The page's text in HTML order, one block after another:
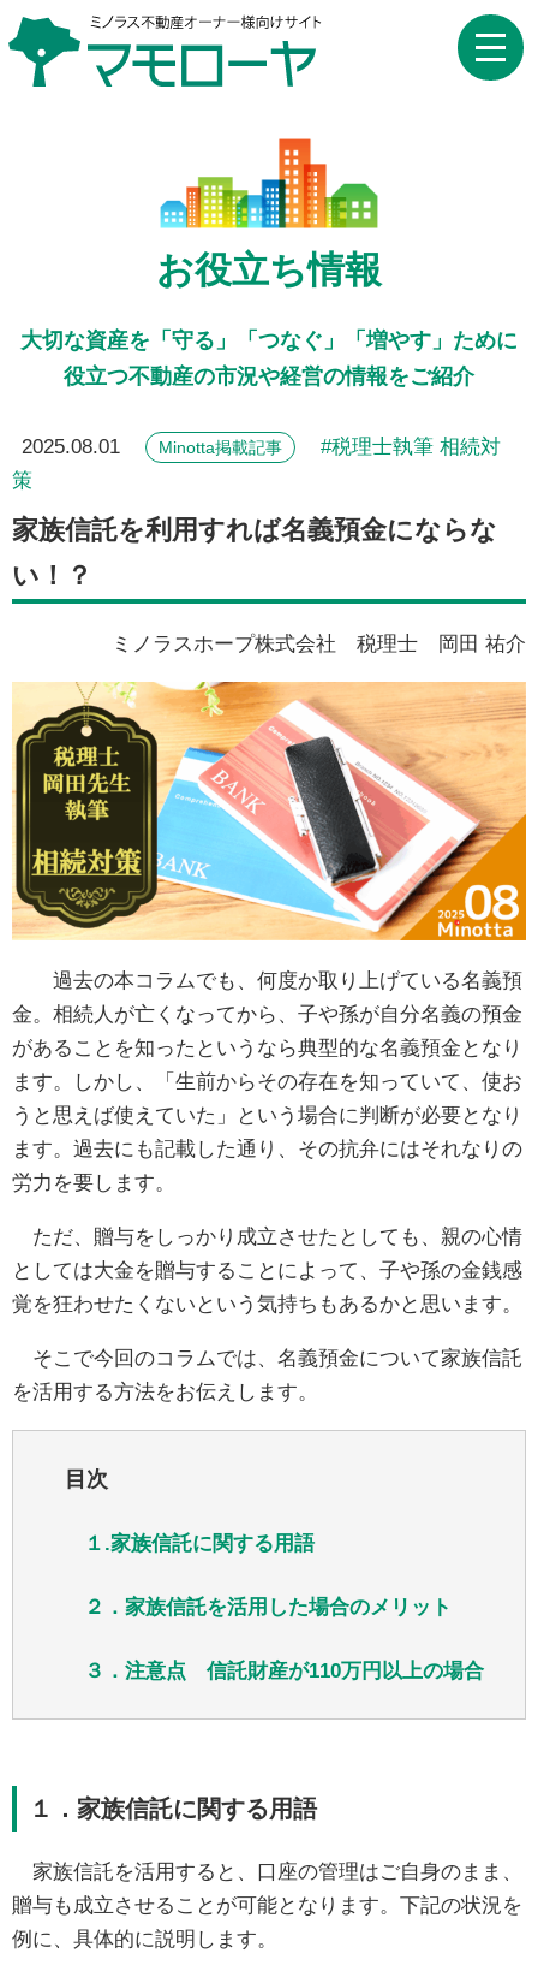
toggle
お役立ち情報
大切な資産を「守る」「つなぐ」「増やす」ために
役立つ不動産の市況や経営の情報をご紹介
2025.08.01 Minotta掲載記事
税理士執筆 相続対
策
家族信託を利用すれば名義預金にならな
い！？
ミノラスホープ株式会社 税理士 岡田 祐介
過去の本コラムでも、何度か取り上げている名義預
金。相続人が亡くなってから、子や孫が自分名義の預金
があることを知ったというなら典型的な名義預金となり
ます。しかし、「生前からその存在を知っていて、使お
うと思えば使えていた」という場合に判断が必要となり
ます。過去にも記載した通り、その抗弁にはそれなりの
労力を要します。
ただ、贈与をしっかり成立させたとしても、親の心情
としては大金を贈与することによって、子や孫の金銭感
覚を狂わせたくないという気持ちもあるかと思います。
そこで今回のコラムでは、名義預金について家族信託
を活用する方法をお伝えします。
目次
１.家族信託に関する用語
２．家族信託を活用した場合のメリット
３．注意点 信託財産が110万円以上の場合
１．家族信託に関する用語
家族信託を活用すると、口座の管理はご自身のまま、
贈与も成立させることが可能となります。下記の状況を
例に、具体的に説明します。